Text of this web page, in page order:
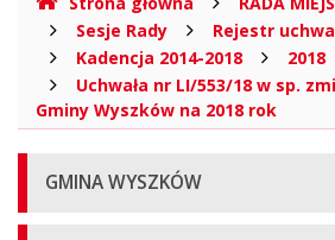
Sesje Rady
Rejestr
Kadencja 2014-2018
2018
Uchwała nr LI/553/18 w sp.
Gminy Wyszków na 2018 rok
Menu
główne
GMINA WYSZKÓW